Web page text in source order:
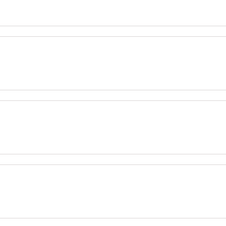
skla, která je společná jak pro naši republiku, tak pro
šlechtický rod Collaltů. Na výstavě budou představeny
pracoviště Národního památkového ústavu v Telči
Koná ve středu 26. února 2025 v 17:17 hodin v
skla, která je společná jak pro naši republiku, tak pro
šlechtický rod Collaltů. Na výstavě budou představeny